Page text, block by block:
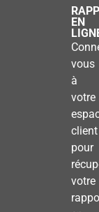
EN
vous
à
votre
client
pour
votre